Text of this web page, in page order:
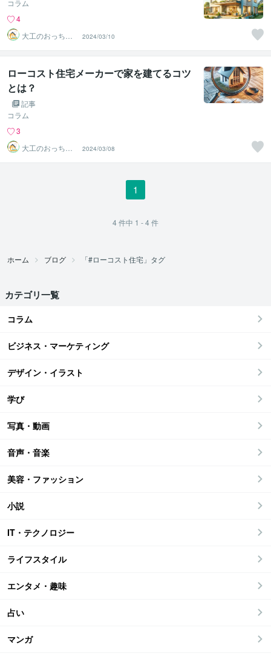
コラム
4
大工のおっちゃ
ん工房一級建築
士
2024/03/10
ローコスト住宅メーカーで家を建てるコツ
とは？
記事
コラム
3
大工のおっちゃ
ん工房一級建築
士
2024/03/08
1
4件中 1 - 4件
ホーム ブログ 「#ローコスト住宅」タグ
カテゴリ一覧
コラム
ビジネス・マーケティング
デザイン・イラスト
学び
写真・動画
音声・音楽
美容・ファッション
小説
IT・テクノロジー
ライフスタイル
エンタメ・趣味
占い
マンガ